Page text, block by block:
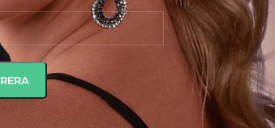
Örhängen blå blomma BRODERIE52
Nordahl Jewellery